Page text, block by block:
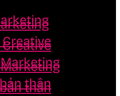
thân
thân